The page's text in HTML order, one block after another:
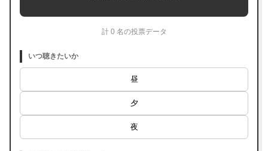
計 0 名の投票データ
いつ聴きたいか
昼
夕
夜